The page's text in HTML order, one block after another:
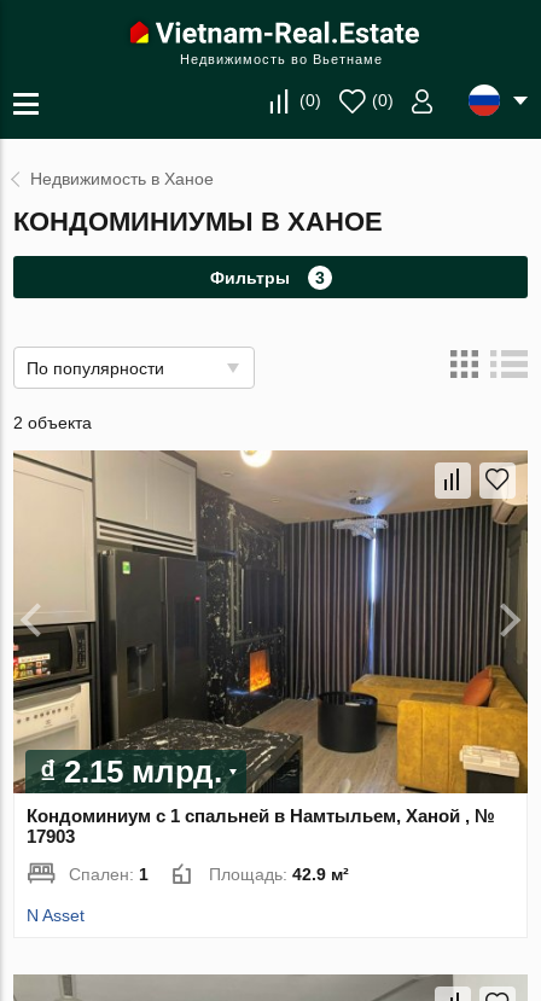
Недвижимость во Вьетнаме
(0) (0)
Недвижимость в Ханое
КОНДОМИНИУМЫ В ХАНОЕ
Фильтры 3
По популярности
2 объекта
₫ 2.15 млрд.
Кондоминиум с 1 спальней в Намтыльем, Ханой , №
17903
Спален: 1 Площадь:42.9 м²
N Asset